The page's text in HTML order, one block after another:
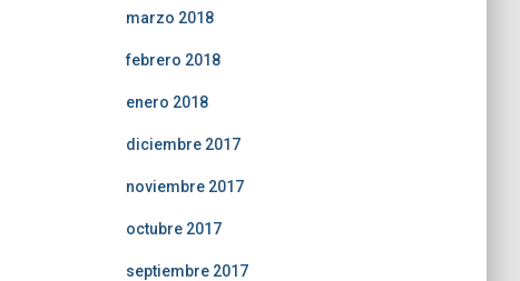
marzo 2018
febrero 2018
enero 2018
diciembre 2017
noviembre 2017
octubre 2017
septiembre 2017